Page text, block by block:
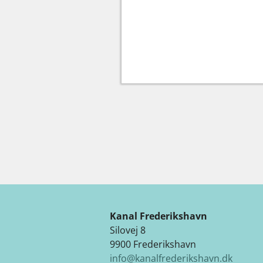
Kanal Frederikshavn
Silovej 8
9900 Frederikshavn
info@kanalfrederikshavn.dk